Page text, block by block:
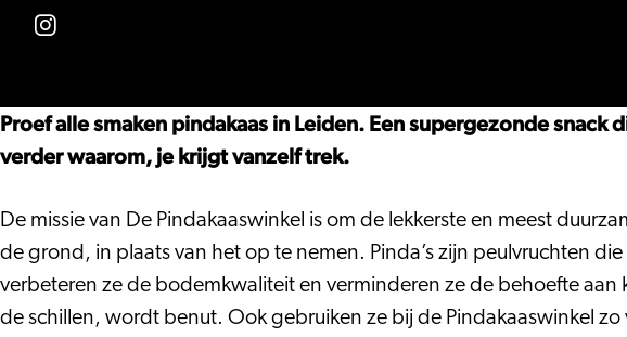
Instagram
Pindakaaswinkel
Leiden
Proef alle smaken pindakaas in Leiden. Een supergezonde
verder waarom, je krijgt vanzelf trek.
De missie van De Pindakaaswinkel is om de lekkerste en meest
de grond, in plaats van het op te nemen. Pinda’s zijn peulvruchten
verbeteren ze de bodemkwaliteit en verminderen ze de behoefte
de schillen, wordt benut. Ook gebruiken ze bij de Pindakaaswinkel